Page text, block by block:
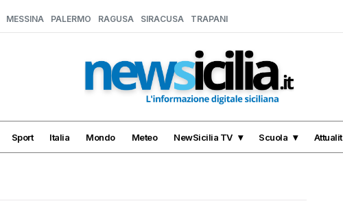
MESSINA PALERMO RAGUSA SIRACUSA TRAPANI
Sport Italia Mondo Meteo NewSicilia TV Scuola